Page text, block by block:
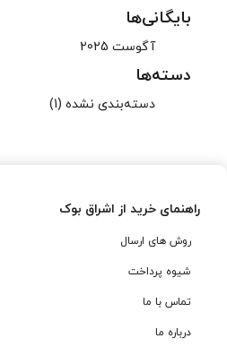
بایگانی‌ها
آگوست 2025
دسته‌ها
دسته‌بندی نشده (1)
راهنمای خرید از اشراق بوک
روش های ارسال
شیوه پرداخت
تماس با ما
درباره ما